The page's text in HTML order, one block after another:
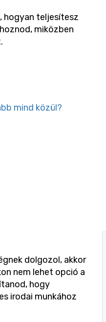
hogyan teljesítesz
miközben
mind közül?
dolgozol, akkor
nem lehet opció a
hogy
irodai munkához